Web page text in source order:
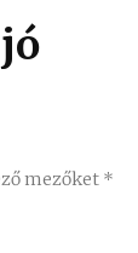
mezőket *